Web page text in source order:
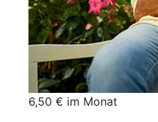
6,50 € im Monat